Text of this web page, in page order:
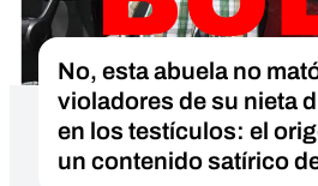
No, esta abuela no
violadores de su nieta
en los testículos: el
un contenido satírico